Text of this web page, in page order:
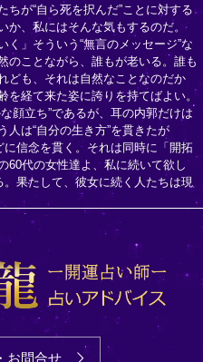
が“自ら死を択んだ”ことに対する
か、私にはそんな気もするのだ。
く」そういう“無言のメッセージ”な
のことながら、誰もが老いる。誰も
ども、それは自然なことなのだか
を経て来た姿に誇りを持てばよい。
顔立ち”であるが、耳の内郭だけは
人は“自分の生き方”を貫きたが
に信念を貫く。それは同時に「開拓
60代の女性達よ、私に続いて欲し
。果たして、彼女に続く人たちは現
お問合せ